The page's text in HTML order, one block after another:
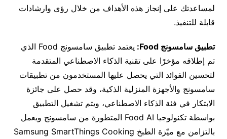
لمساعدتك على إنجاز هذه الأهداف من خلال رؤى وارشادات
قابلة للتنفيذ.
تطبيق سامسونج Food
:
يعتمد تطبيق سامسونج Food الذي
تم إطلاقه مؤخرًا على تقنية الذكاء الاصطناعي المتقدمة
لتحسين الفوائد التي يحصل عليها المستخدمون من تطبيقات
سامسونج والأجهزة المنزلية الذكية، وقد حصل على جائزة
الابتكار في فئة الذكاء الاصطناعي، ويتم تشغيل التطبيق
بواسطة تكنولوجيا Food AI المتطورة من سامسونج ويعمل
بالتزامن مع ميّزة الطبخ Samsung SmartThings Cooking